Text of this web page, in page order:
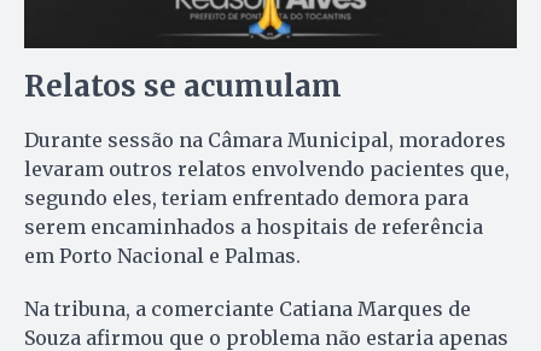
Relatos se acumulam
Durante sessão na Câmara Municipal, moradores
levaram outros relatos envolvendo pacientes que,
segundo eles, teriam enfrentado demora para
serem encaminhados a hospitais de referência
em Porto Nacional e Palmas.
Na tribuna, a comerciante Catiana Marques de
Souza afirmou que o problema não estaria apenas